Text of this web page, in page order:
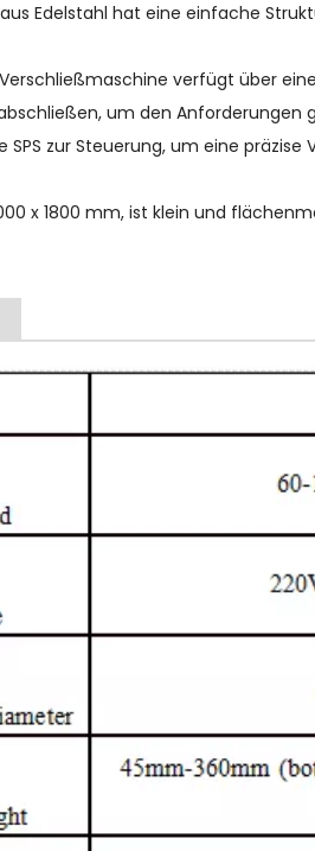
Edelstahl hat eine einfache
verfügt über
um den Anforderungen
zur Steuerung, um eine
x 1800 mm, ist klein und